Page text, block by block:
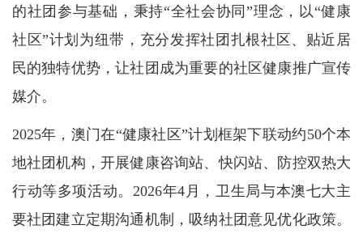
的社团参与基础，秉持“全社会协同”理念，以“健康
社区”计划为纽带，充分发挥社团扎根社区、贴近居
民的独特优势，让社团成为重要的社区健康推广宣传
媒介。
2025年，澳门在“健康社区”计划框架下联动约50个本
地社团机构，开展健康咨询站、快闪站、防控双热大
行动等多项活动。2026年4月，卫生局与本澳七大主
要社团建立定期沟通机制，吸纳社团意见优化政策。